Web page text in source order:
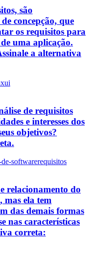
são
concepção, que
os requisitos para
uma aplicação.
a alternativa
de requisitos
e interesses dos
objetivos?
softwarerequisitos
relacionamento do
mas ela tem
das demais formas
nas características
correta: